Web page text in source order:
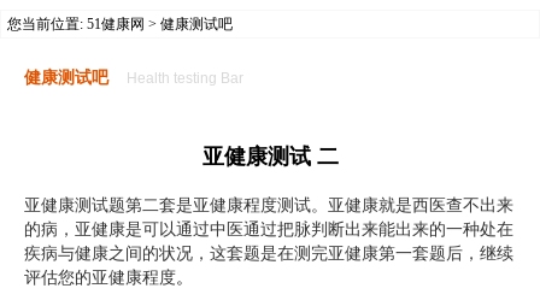
您当前位置: 51健康网 > 健康测试吧
健康测试吧 Health testing Bar
亚健康测试 二
亚健康测试题第二套是亚健康程度测试。 亚健康就是西医查不出来
的病， 亚健康是可以通过中医通过把脉判断出来能出来的一种处在
疾病与健康之间的状况， 这套题是在测完亚健康第一套题后，继续
评估您的亚健康程度。